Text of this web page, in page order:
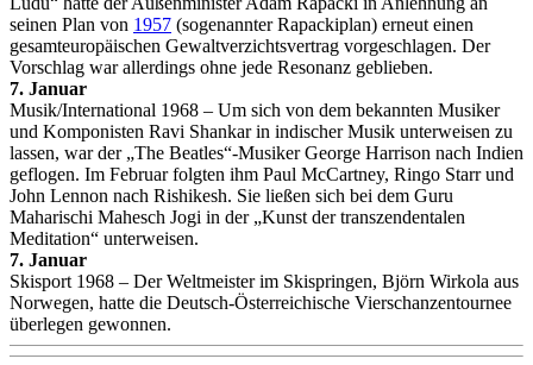
seinen Plan von 1957 (sogenannter Rapackiplan) erneut einen
gesamteuropäischen Gewaltverzichtsvertrag vorgeschlagen. Der
Vorschlag war allerdings ohne jede Resonanz geblieben.
7. Januar
Musik/International 1968 – Um sich von dem bekannten Musiker
und Komponisten Ravi Shankar in indischer Musik unterweisen zu
lassen, war der „The Beatles“-Musiker George Harrison nach Indien
geflogen. Im Februar folgten ihm Paul McCartney, Ringo Starr und
John Lennon nach Rishikesh. Sie ließen sich bei dem Guru
Maharischi Mahesch Jogi in der „Kunst der transzendentalen
Meditation“ unterweisen.
7. Januar
Skisport 1968 – Der Weltmeister im Skispringen, Björn Wirkola aus
Norwegen, hatte die Deutsch-Österreichische Vierschanzentournee
überlegen gewonnen.